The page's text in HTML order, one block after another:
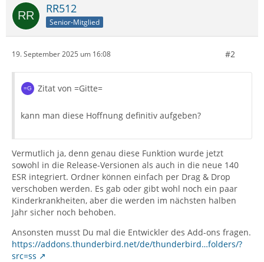
RR512
Senior-Mitglied
19. September 2025 um 16:08 #2
Zitat von =Gitte=
kann man diese Hoffnung definitiv aufgeben?
Vermutlich ja, denn genau diese Funktion wurde jetzt
sowohl in die Release-Versionen als auch in die neue 140
ESR integriert. Ordner können einfach per Drag & Drop
verschoben werden. Es gab oder gibt wohl noch ein paar
Kinderkrankheiten, aber die werden im nächsten halben
Jahr sicher noch behoben.
Ansonsten musst Du mal die Entwickler des Add-ons fragen.
https://addons.thunderbird.net/de/thunderbird…folders/?
src=ss